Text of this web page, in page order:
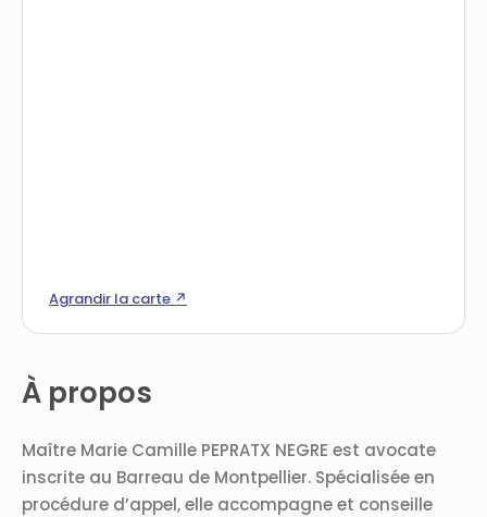
À propos
Maître Marie Camille PEPRATX NEGRE est avocate
inscrite au Barreau de Montpellier. Spécialisée en
procédure d’appel, elle accompagne et conseille
Agrandir la carte ↗